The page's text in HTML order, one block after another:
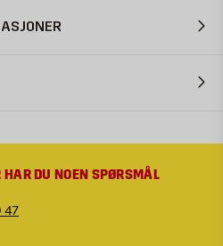
HAR DU NOEN SPØRSMÅL
47